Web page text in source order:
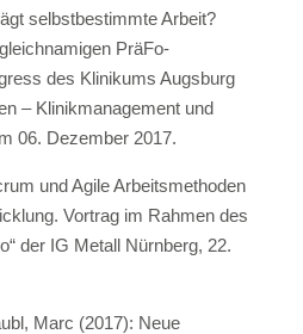
selbstbestimmte Arbeit?
PräFo-
des Klinikums Augsburg
– Klinikmanagement und
06. Dezember 2017.
und Agile Arbeitsmethoden
Vortrag im Rahmen des
der IG Metall Nürnberg, 22.
Marc (2017): Neue